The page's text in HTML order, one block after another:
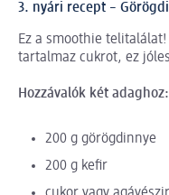
3. nyári recept –
Ez a smoothie
tartalmaz cukrot, ez
Hozzávalók két adaghoz:
200 g görögdinnye
200 g kefir